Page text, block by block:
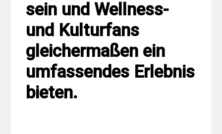
sein und Wellness-
und Kulturfans
gleichermaßen ein
umfassendes Erlebnis
bieten.